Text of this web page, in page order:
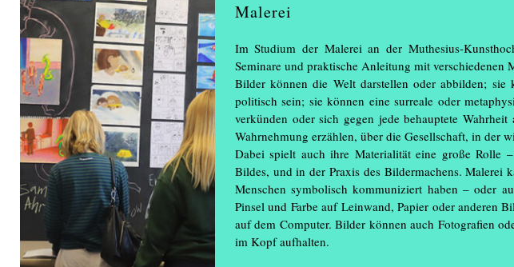
Malerei
Im Studium der Malerei an der Muthesius-
Seminare und praktische Anleitung mit verschiedenen
Bilder können die Welt darstellen oder abbilden;
politisch sein; sie können eine surreale oder
verkünden oder sich gegen jede behauptete
Wahrnehmung erzählen, über die Gesellschaft, in der
Dabei spielt auch ihre Materialität eine große Rolle
Bildes, und in der Praxis des Bildermachens. Malerei
Menschen symbolisch kommuniziert haben – oder
Pinsel und Farbe auf Leinwand, Papier oder anderen
auf dem Computer. Bilder können auch Fotografien
im Kopf aufhalten.